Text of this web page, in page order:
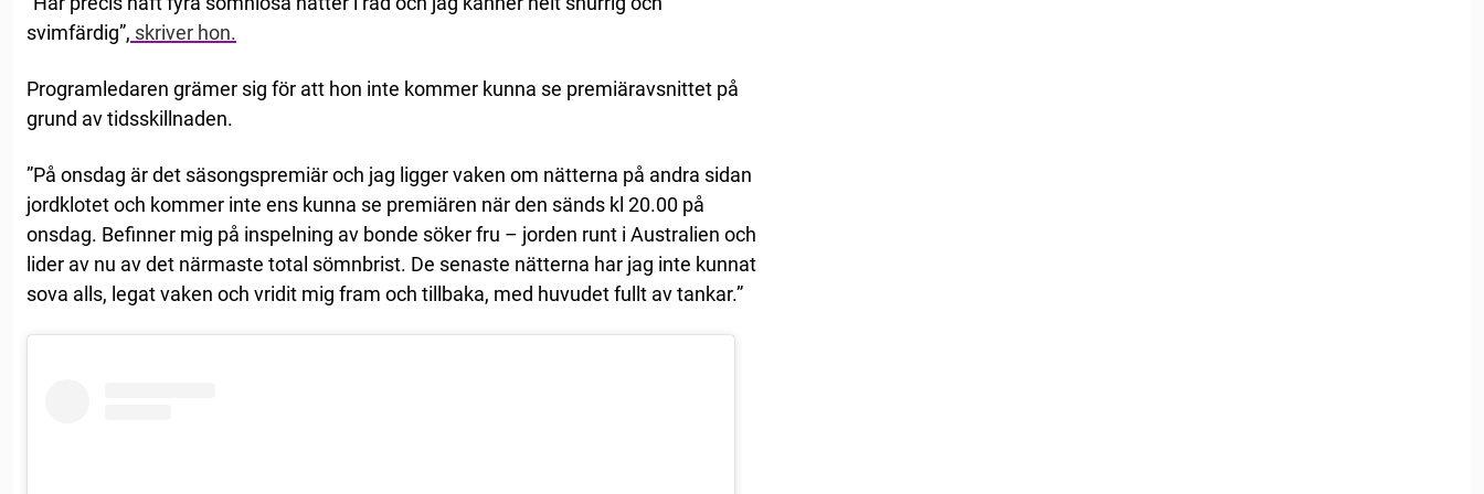
svimfärdig”, skriver hon.
Programledaren grämer sig för att hon inte kommer kunna se premiäravsnittet på
grund av tidsskillnaden.
”På onsdag är det säsongspremiär och jag ligger vaken om nätterna på andra sidan
jordklotet och kommer inte ens kunna se premiären när den sänds kl 20.00 på
onsdag. Befinner mig på inspelning av bonde söker fru – jorden runt i Australien och
lider av nu av det närmaste total sömnbrist. De senaste nätterna har jag inte kunnat
sova alls, legat vaken och vridit mig fram och tillbaka, med huvudet fullt av tankar.”